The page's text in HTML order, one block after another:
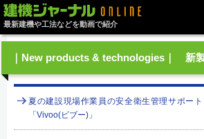
最新建機や工法などを動画で紹介
｜New products & technologies｜ 新
夏の建設現場作業員の安全衛生管理サポー
「Vivoo(ビブー)」